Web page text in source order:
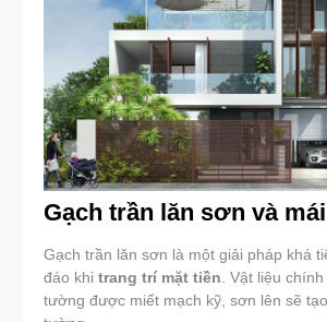
Gạch trần lăn sơn và
Gạch trần lăn sơn là một giải pháp khá
đáo khi trang trí mặt tiền. Vật liệu
tường được miết mạch kỹ, sơn lên sẽ